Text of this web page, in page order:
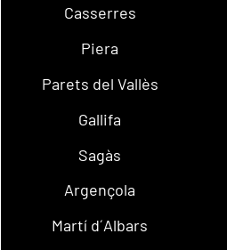
Casserres
Piera
Parets del Vallès
Gallifa
Sagàs
Argençola
Martí d´Albars